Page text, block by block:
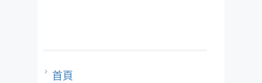
首頁